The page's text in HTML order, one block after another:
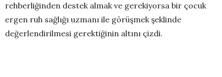
rehberliğinden destek almak ve gerekiyorsa bir çocuk
ergen ruh sağlığı uzmanı ile görüşmek şeklinde
değerlendirilmesi gerektiğinin altını çizdi.